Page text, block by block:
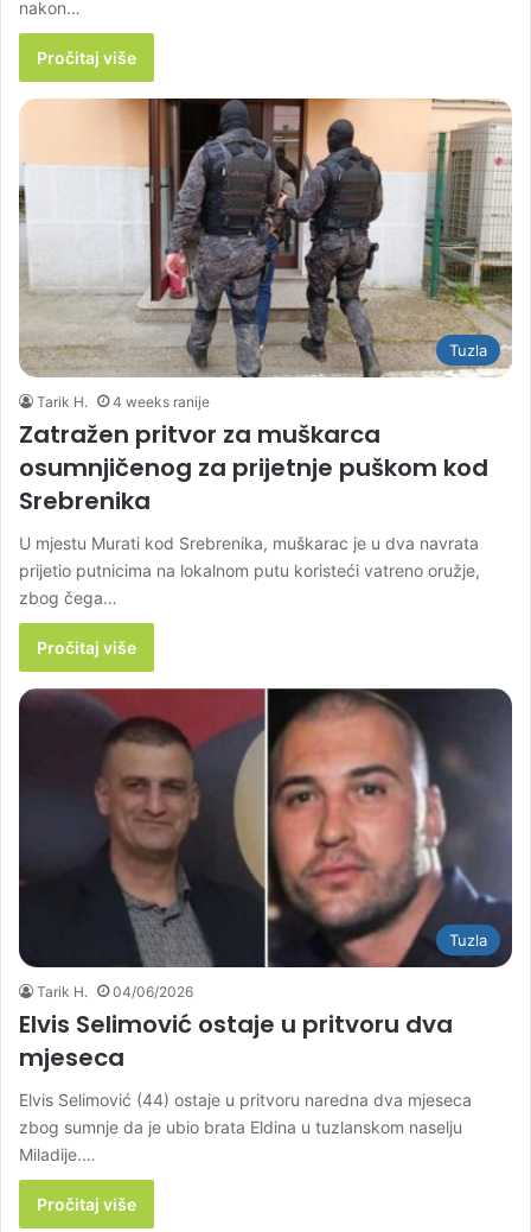
nakon…
Pročitaj više
Tuzla
Tarik H. 4 weeks ranije
Zatražen pritvor za muškarca
osumnjičenog za prijetnje puškom kod
Srebrenika
U mjestu Murati kod Srebrenika, muškarac je u dva navrata
prijetio putnicima na lokalnom putu koristeći vatreno oružje,
zbog čega…
Pročitaj više
Tuzla
Tarik H. 04/06/2026
Elvis Selimović ostaje u pritvoru dva
mjeseca
Elvis Selimović (44) ostaje u pritvoru naredna dva mjeseca
zbog sumnje da je ubio brata Eldina u tuzlanskom naselju
Miladije.…
Pročitaj više